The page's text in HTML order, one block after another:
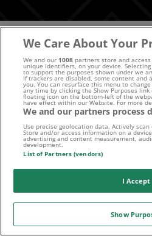
Sport-Daten zur
Folge uns
We Care About Your
We and our 1008 partners store and
unique identifiers, on your device.
to support the purposes shown under we
If trackers are disabled, some content and
you. You can resurface this menu to
any time by clicking the Show Purposes
floating icon on the bottom-left of the
have effect within our Website. For more
We and our partners process
Use precise geolocation data. Actively
Store and/or access information on a
advertising and content measurement,
development.
List of Partners (vendors)
I Accept
Show